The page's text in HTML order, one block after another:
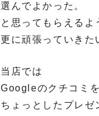
選んでよかった。
と思ってもらえるよ
更に頑張っていき
当店では
Googleのクチコミ
ちょっとしたプレゼ